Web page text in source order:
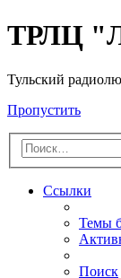
ТРЛЦ
Тульский
Пропустить
Ссылки
Темы
Поиск